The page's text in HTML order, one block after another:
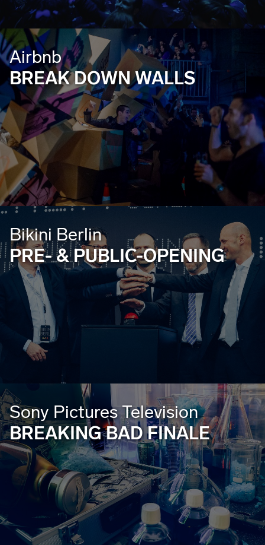
Airbnb
BREAK DOWN WALLS
Bikini Berlin
PRE- & PUBLIC-OPENING
Sony Pictures Television
BREAKING BAD FINALE